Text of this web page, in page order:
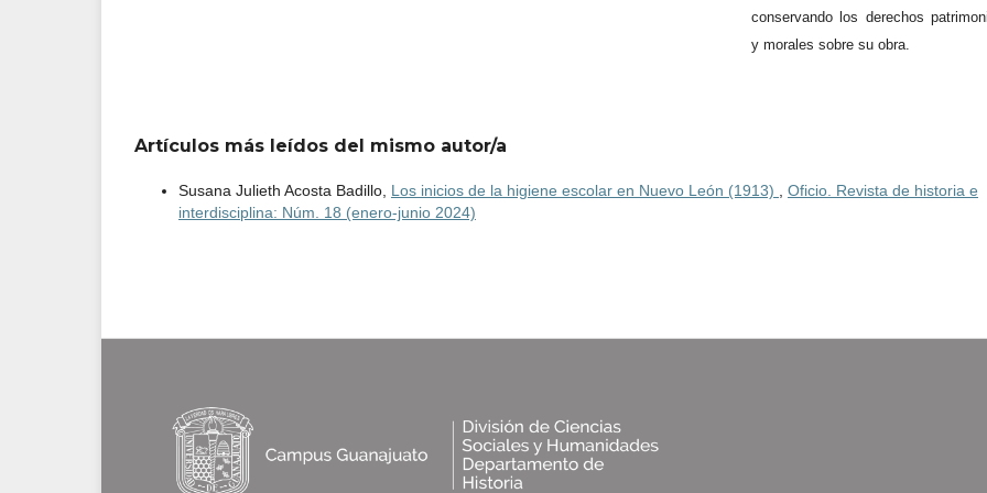
conservando los derechos
y morales sobre su obra.
Artículos más leídos del mismo autor/a
Susana Julieth Acosta Badillo, Los inicios de la higiene escolar en Nuevo León (1913)
Oficio. Revista de historia e
interdisciplina: Núm. 18 (enero-junio 2024)